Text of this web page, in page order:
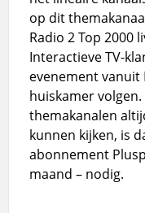
op dit
Radio 2 Top 2000
Interactieve TV-
evenement vanuit
huiskamer
themakanalen
kunnen kijken, is
abonnement
maand – nodig.